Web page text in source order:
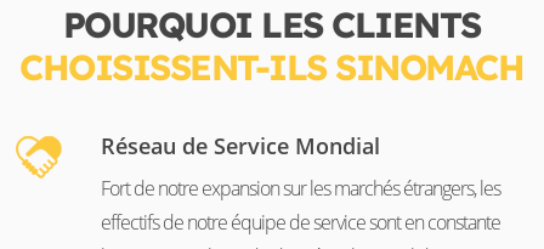
POURQUOI LES CLIENTS
CHOISISSENT-ILS SINOMACH
Réseau de Service Mondial
Fort de notre expansion sur les marchés étrangers, les
effectifs de notre équipe de service sont en constante